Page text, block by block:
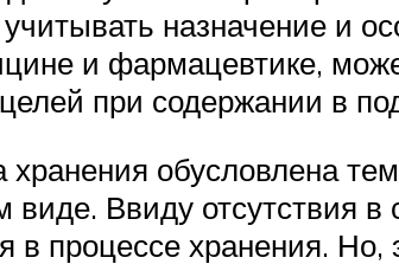
назначение и
и фармацевтике,
при содержании в
хранения обусловлена
виде. Ввиду отсутствия
в процессе хранения.